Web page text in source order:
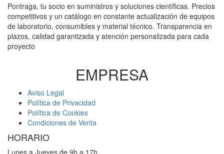
Pontraga, tu socio en suministros y soluciones científicas. Precios
competitivos y un catálogo en constante actualización de equipos
de laboratorio, consumibles y material técnico. Transparencia en
plazos, calidad garantizada y atención personalizada para cada
proyecto
EMPRESA
Aviso Legal
Política de Privacidad
Política de Cookies
Condiciones de Venta
HORARIO
Lunes a Jueves de 9h a 17h